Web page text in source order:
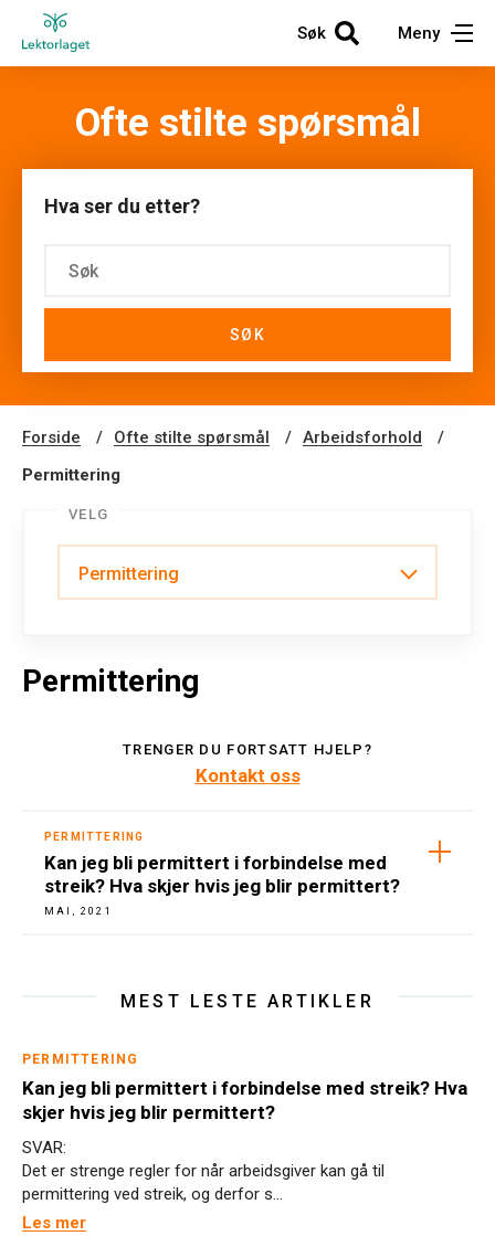
Søk Meny
Ofte stilte spørsmål
Hva ser du etter?
SØK
Forside Ofte stilte spørsmål
Arbeidsforhold
Permittering
VELG
Arbeidsforhold
Permittering
Permittering
TRENGER DU FORTSATT HJELP?
Kontakt oss
PERMITTERING
Kan jeg bli permittert i forbindelse med
streik? Hva skjer hvis jeg blir permittert?
MAI, 2021
MEST LESTE ARTIKLER
PERMITTERING
Kan jeg bli permittert i forbindelse med streik? Hva
skjer hvis jeg blir permittert?
SVAR:
Det er strenge regler for når arbeidsgiver kan gå til
permittering ved streik, og derfor s...
Les mer